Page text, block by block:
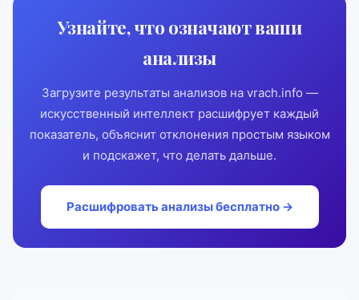
Узнайте, что означают ваши
анализы
Загрузите результаты анализов на vrach.info —
искусственный интеллект расшифрует каждый
показатель, объяснит отклонения простым языком
и подскажет, что делать дальше.
Расшифровать анализы бесплатно →